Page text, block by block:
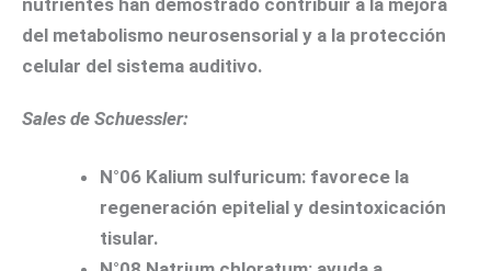
del metabolismo neurosensorial y a la protección
celular del sistema auditivo.
Sales de Schuessler:
N°06 Kalium sulfuricum: favorece la
regeneración epitelial y desintoxicación
tisular.